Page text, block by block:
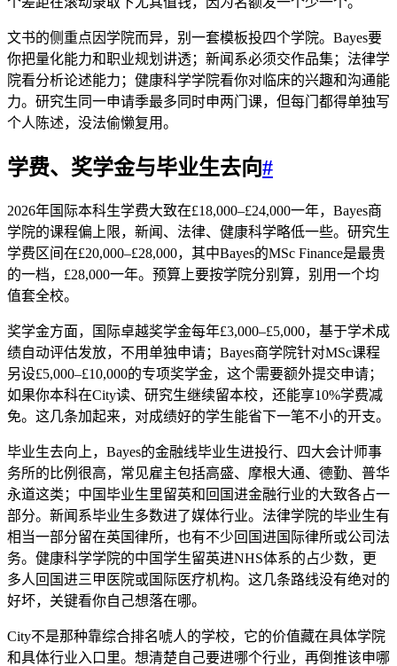
文书的侧重点因学院而异，别一套模板投四个学院。Bayes要
你把量化能力和职业规划讲透；新闻系必须交作品集；法律学
院看分析论述能力；健康科学学院看你对临床的兴趣和沟通能
力。研究生同一申请季最多同时申两门课，但每门都得单独写
个人陈述，没法偷懒复用。
学费、奖学金与毕业生去向#
2026年国际本科生学费大致在£18,000–£24,000一年，Bayes商
学院的课程偏上限，新闻、法律、健康科学略低一些。研究生
学费区间在£20,000–£28,000，其中Bayes的MSc Finance是最贵
的一档，£28,000一年。预算上要按学院分别算，别用一个均
值套全校。
奖学金方面，国际卓越奖学金每年£3,000–£5,000，基于学术成
绩自动评估发放，不用单独申请；Bayes商学院针对MSc课程
另设£5,000–£10,000的专项奖学金，这个需要额外提交申请；
如果你本科在City读、研究生继续留本校，还能享10%学费减
免。这几条加起来，对成绩好的学生能省下一笔不小的开支。
毕业生去向上，Bayes的金融线毕业生进投行、四大会计师事
务所的比例很高，常见雇主包括高盛、摩根大通、德勤、普华
永道这类；中国毕业生里留英和回国进金融行业的大致各占一
部分。新闻系毕业生多数进了媒体行业。法律学院的毕业生有
相当一部分留在英国律所，也有不少回国进国际律所或公司法
务。健康科学学院的中国学生留英进NHS体系的占少数，更
多人回国进三甲医院或国际医疗机构。这几条路线没有绝对的
好坏，关键看你自己想落在哪。
City不是那种靠综合排名唬人的学校，它的价值藏在具体学院
和具体行业入口里。想清楚自己要进哪个行业，再倒推该申哪